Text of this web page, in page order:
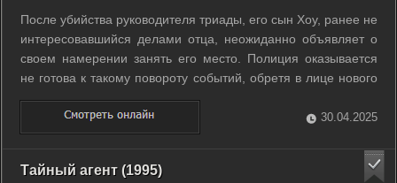
После убийства руководителя триады, его сын Хоу, ранее не
интересовавшийся делами отца, неожиданно объявляет о
своем намерении занять его место. Полиция оказывается
не готова к такому повороту событий, обретя в лице нового
мафиози грозного и неуловимого противника. Теперь все
надежды возлагаются на молодого полицейского, который,
рискуя жизнью, ...
30.04.2025
Тайный агент (1995)